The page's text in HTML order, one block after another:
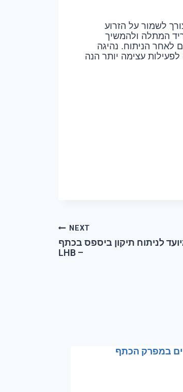
הראשונים יש צורך לשמור על הזרוע
המתלה ולהמשיך
לאחר הניתוח. נהיגה
עצימה יותר הנה
NEXT
לניתוח תיקון ביספס בכתף
– LHB